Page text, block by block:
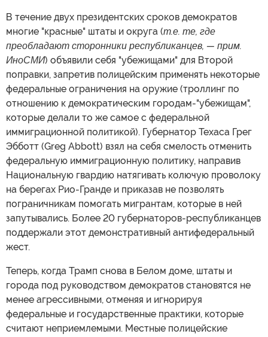
В течение двух президентских сроков демократов
многие "красные" штаты и округа (т.е. те, где
преобладают сторонники республиканцев, — прим.
ИноСМИ) объявили себя "убежищами" для Второй
поправки, запретив полицейским применять некоторые
федеральные ограничения на оружие (троллинг по
отношению к демократическим городам-"убежищам",
которые делали то же самое с федеральной
иммиграционной политикой). Губернатор Техаса Грег
Эбботт (Greg Abbott) взял на себя смелость отменить
федеральную иммиграционную политику, направив
Национальную гвардию натягивать колючую проволоку
на берегах Рио-Гранде и приказав не позволять
пограничникам помогать мигрантам, которые в ней
запутывались. Более 20 губернаторов-республиканцев
поддержали этот демонстративный антифедеральный
жест.
Теперь, когда Трамп снова в Белом доме, штаты и
города под руководством демократов становятся не
менее агрессивными, отменяя и игнорируя
федеральные и государственные практики, которые
считают неприемлемыми. Местные полицейские